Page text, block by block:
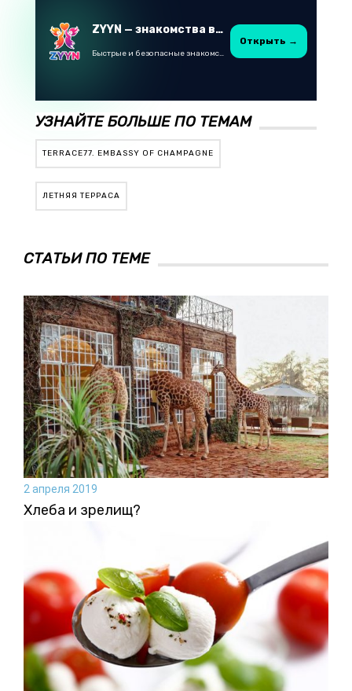
ZYYN — знакомства в Казахстане
Быстрые и безопасные знакомства в Telegram
Открыть →
УЗНАЙТЕ БОЛЬШЕ ПО ТЕМАМ
TERRACE77. EMBASSY OF CHAMPAGNE
ЛЕТНЯЯ ТЕРРАСА
СТАТЬИ ПО ТЕМЕ
2 апреля 2019
Хлеба и зрелищ?